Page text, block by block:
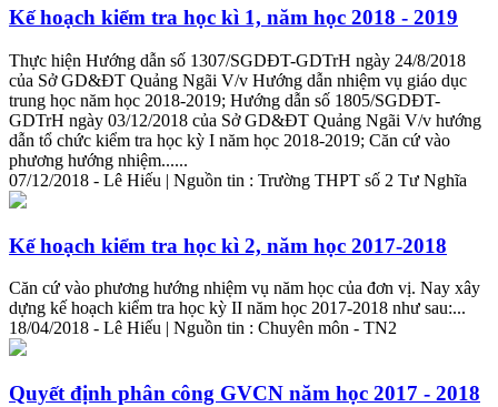
Kế hoạch kiểm tra học kì 1, năm học 2018 - 2019
Thực hiện Hướng dẫn số 1307/SGDĐT-GDTrH ngày 24/8/2018
của Sở GD&ĐT Quảng Ngãi V/v Hướng dẫn nhiệm vụ giáo dục
trung học năm học 2018-2019; Hướng dẫn số 1805/SGDĐT-
GDTrH ngày 03/12/2018 của Sở GD&ĐT Quảng Ngãi V/v hướng
dẫn tổ chức kiểm tra học kỳ I năm học 2018-2019; Căn cứ vào
phương hướng nhiệm......
07/12/2018 - Lê Hiếu | Nguồn tin : Trường THPT số 2 Tư Nghĩa
Kế hoạch kiểm tra học kì 2, năm học 2017-2018
Căn cứ vào phương hướng nhiệm vụ năm học của đơn vị. Nay xây
dựng kế hoạch kiểm tra học kỳ II năm học 2017-2018 như sau:...
18/04/2018 - Lê Hiếu | Nguồn tin : Chuyên môn - TN2
Quyết định phân công GVCN năm học 2017 - 2018